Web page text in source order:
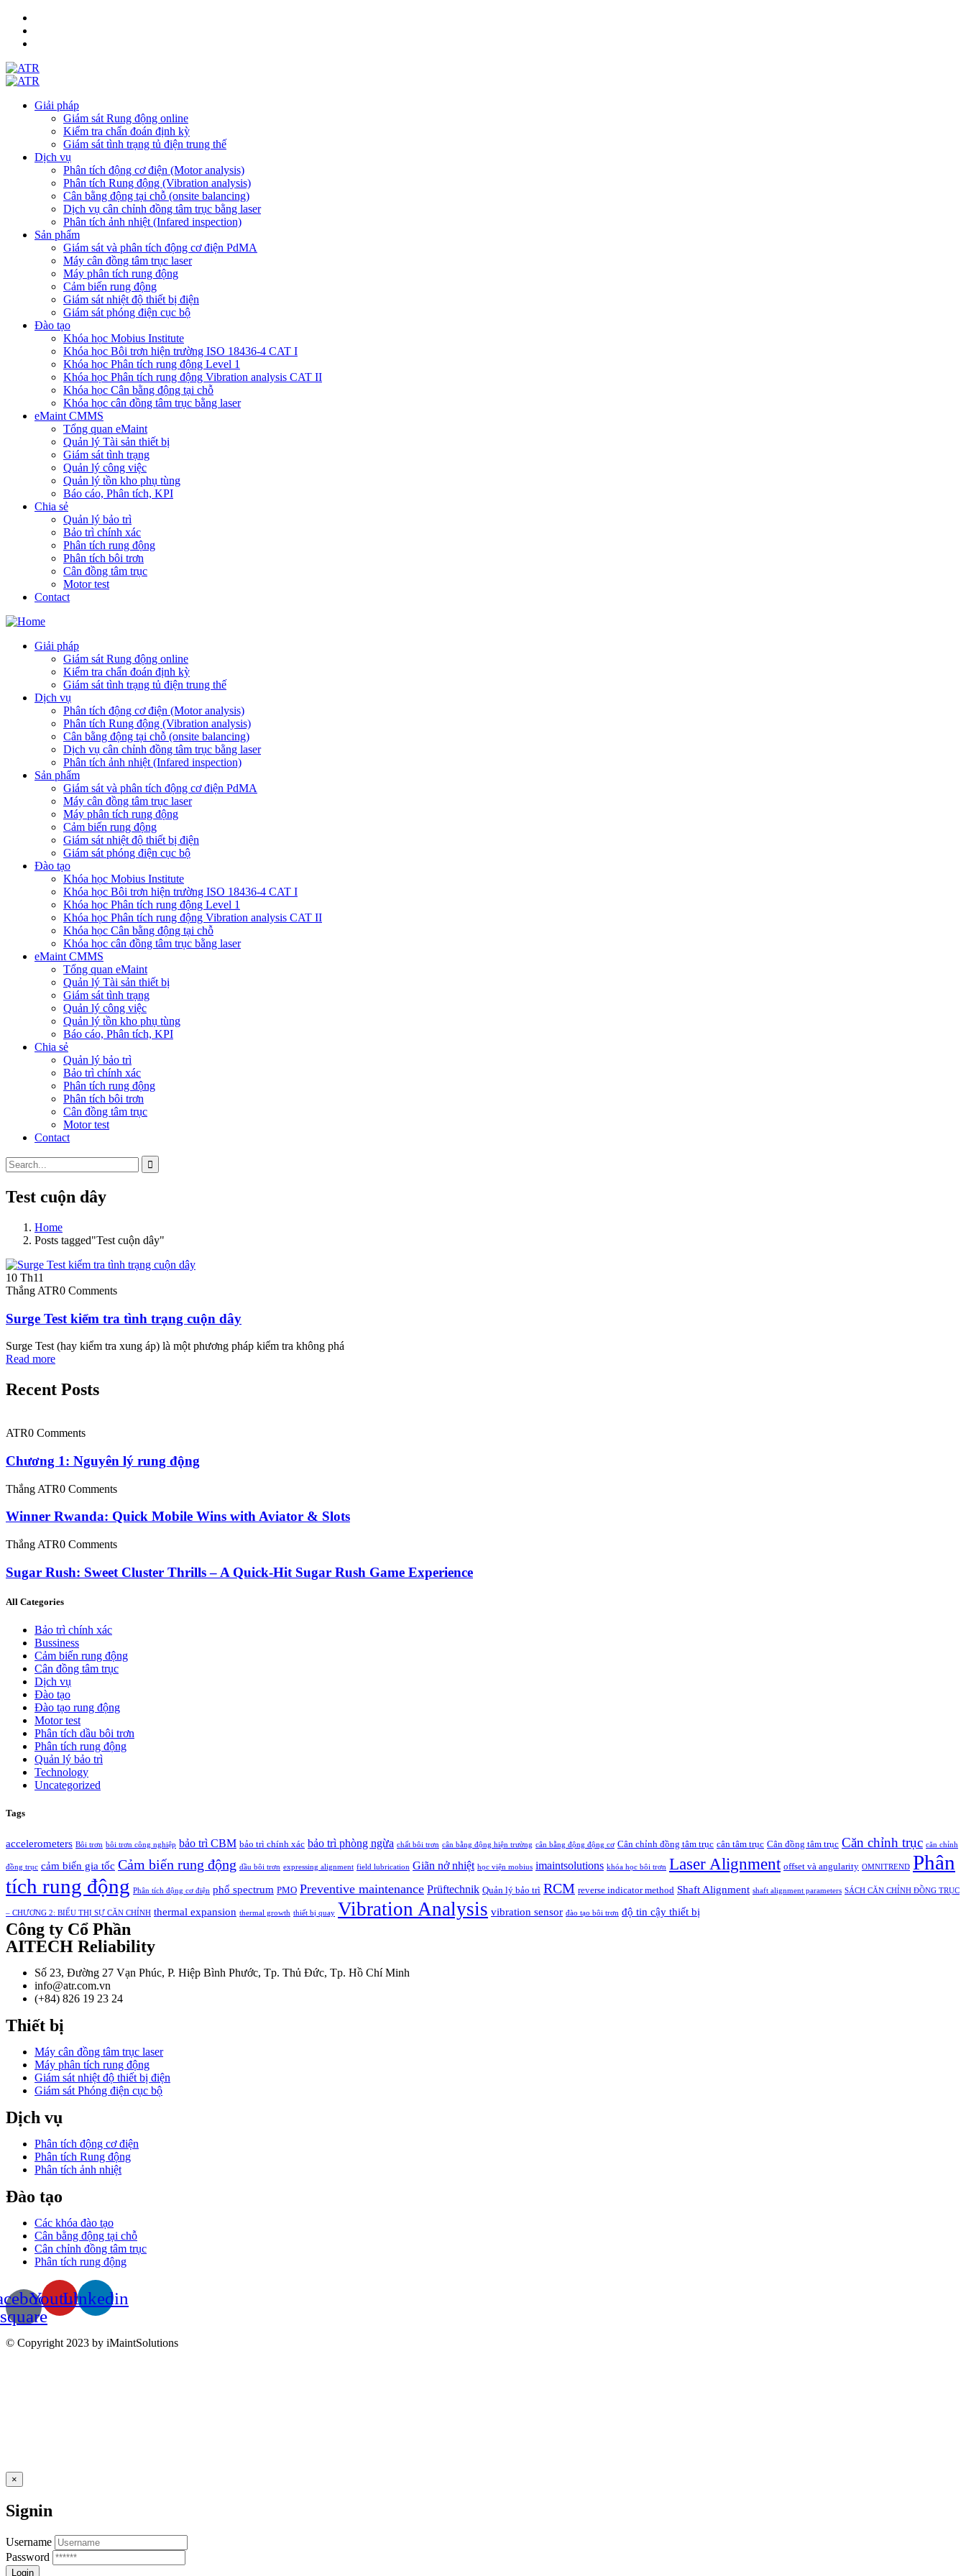
Giải pháp
Giám sát Rung động online
Kiểm tra chẩn đoán định kỳ
Giám sát tình trạng tủ điện trung thế
Dịch vụ
Phân tích động cơ điện (Motor analysis)
Phân tích Rung động (Vibration analysis)
Cân bằng động tại chỗ (onsite balancing)
Dịch vụ cân chỉnh đồng tâm trục bằng laser
Phân tích ảnh nhiệt (Infared inspection)
Sản phẩm
Giám sát và phân tích động cơ điện PdMA
Máy cân đồng tâm trục laser
Máy phân tích rung động
Cảm biến rung động
Giám sát nhiệt độ thiết bị điện
Giám sát phóng điện cục bộ
Đào tạo
Khóa học Mobius Institute
Khóa học Bôi trơn hiện trường ISO 18436-4 CAT I
Khóa học Phân tích rung động Level 1
Khóa học Phân tích rung động Vibration analysis CAT II
Khóa học Cân bằng động tại chỗ
Khóa học cân đồng tâm trục bằng laser
eMaint CMMS
Tổng quan eMaint
Quản lý Tài sản thiết bị
Giám sát tình trạng
Quản lý công việc
Quản lý tồn kho phụ tùng
Báo cáo, Phân tích, KPI
Chia sẻ
Quản lý bảo trì
Bảo trì chính xác
Phân tích rung động
Phân tích bôi trơn
Cân đồng tâm trục
Motor test
Contact
Giải pháp
Giám sát Rung động online
Kiểm tra chẩn đoán định kỳ
Giám sát tình trạng tủ điện trung thế
Dịch vụ
Phân tích động cơ điện (Motor analysis)
Phân tích Rung động (Vibration analysis)
Cân bằng động tại chỗ (onsite balancing)
Dịch vụ cân chỉnh đồng tâm trục bằng laser
Phân tích ảnh nhiệt (Infared inspection)
Sản phẩm
Giám sát và phân tích động cơ điện PdMA
Máy cân đồng tâm trục laser
Máy phân tích rung động
Cảm biến rung động
Giám sát nhiệt độ thiết bị điện
Giám sát phóng điện cục bộ
Đào tạo
Khóa học Mobius Institute
Khóa học Bôi trơn hiện trường ISO 18436-4 CAT I
Khóa học Phân tích rung động Level 1
Khóa học Phân tích rung động Vibration analysis CAT II
Khóa học Cân bằng động tại chỗ
Khóa học cân đồng tâm trục bằng laser
eMaint CMMS
Tổng quan eMaint
Quản lý Tài sản thiết bị
Giám sát tình trạng
Quản lý công việc
Quản lý tồn kho phụ tùng
Báo cáo, Phân tích, KPI
Chia sẻ
Quản lý bảo trì
Bảo trì chính xác
Phân tích rung động
Phân tích bôi trơn
Cân đồng tâm trục
Motor test
Contact
Test cuộn dây
Home
Posts tagged"Test cuộn dây"
10 Th11
Thắng ATR0 Comments
Surge Test kiểm tra tình trạng cuộn dây
Surge Test (hay kiểm tra xung áp) là một phương pháp kiểm tra không phá
Read more
Recent Posts
ATR0 Comments
Chương 1: Nguyên lý rung động
Thắng ATR0 Comments
Winner Rwanda: Quick Mobile Wins with Aviator & Slots
Thắng ATR0 Comments
Sugar Rush: Sweet Cluster Thrills – A Quick‑Hit Sugar Rush Game Experience
All Categories
Bảo trì chính xác
Bussiness
Cảm biến rung động
Cân đồng tâm trục
Dịch vụ
Đào tạo
Đào tạo rung động
Motor test
Phân tích dầu bôi trơn
Phân tích rung động
Quản lý bảo trì
Technology
Uncategorized
Tags
accelerometers Bôi trơn bôi trơn công nghiệp bảo trì CBM bảo trì chính xác bảo trì phòng ngừa chất bôi trơn cân bằng động hiện trường cân bằng động động cơ Cân chỉnh đồng tâm trục cân tâm trục Cân đồng tâm trục Căn chỉnh trục căn chỉnh
đồng trục cảm biến gia tốc Cảm biến rung động dầu bôi trơn expressing alignment field lubrication Giãn nở nhiệt học viện mobius imaintsolutions khóa học bôi trơn Laser Alignment offset và angularity OMNITREND Phân
tích rung động Phân tích động cơ điện phổ spectrum PMO Preventive maintenance Prüftechnik Quản lý bảo trì RCM reverse indicator method Shaft Alignment shaft alignment parameters SÁCH CĂN CHỈNH ĐỒNG TRỤC
– CHƯƠNG 2: BIỂU THỊ SỰ CĂN CHỈNH thermal expansion thermal growth thiết bị quay Vibration Analysis vibration sensor đào tạo bôi trơn độ tin cậy thiết bị
Công ty Cổ Phần
AITECH Reliability
Số 23, Đường 27 Vạn Phúc, P. Hiệp Bình Phước, Tp. Thủ Đức, Tp. Hồ Chí Minh
info@atr.com.vn
(+84) 826 19 23 24
Thiết bị
Máy cân đồng tâm trục laser
Máy phân tích rung động
Giám sát nhiệt độ thiết bị điện
Giám sát Phóng điện cục bộ
Dịch vụ
Phân tích động cơ điện
Phân tích Rung động
Phân tích ảnh nhiệt
Đào tạo
Các khóa đào tạo
Cân bằng động tại chỗ
Cân chỉnh đồng tâm trục
Phân tích rung động
square
YoutubeLinkedin
© Copyright 2023 by iMaintSolutions
×
Signin
Username
Password